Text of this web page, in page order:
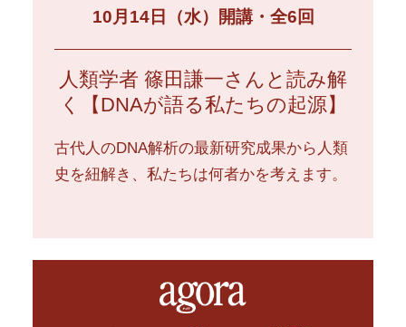
10月14日（水）開講・全6回
人類学者 篠田謙一さんと読み解
く【DNAが語る私たちの起源】
古代人のDNA解析の最新研究成果から人類
史を紐解き、私たちは何者かを考えます。